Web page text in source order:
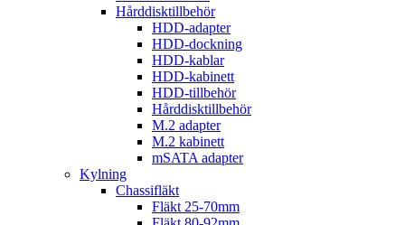
Hårddisktillbehör
HDD-adapter
HDD-dockning
HDD-kablar
HDD-kabinett
HDD-tillbehör
Hårddisktillbehör
M.2 adapter
M.2 kabinett
mSATA adapter
Kylning
Chassifläkt
Fläkt 25-70mm